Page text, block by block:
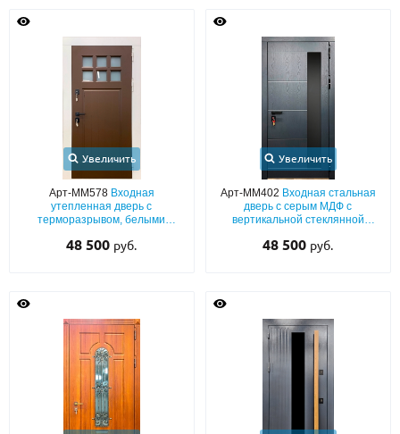
Увеличить
Арт-ММ578 Входная
утепленная дверь с
терморазрывом, белыми
плитами МДФ (окрас по RAL) и
48 500 руб.
Увеличить
Арт-ММ402 Входная стальная
дверь с серым МДФ с
вертикальной стеклянной
48 500 руб.